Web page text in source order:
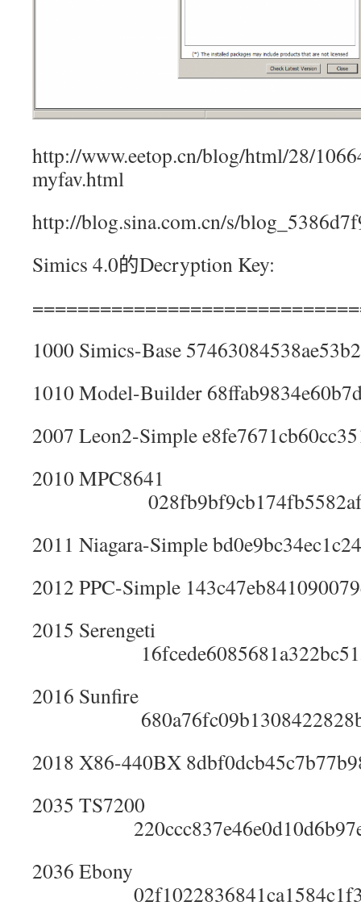
http://www.eetop.cn/blog/html/28/
myfav.html
http://blog.sina.com.cn/s/
Simics 4.0的Decryption Key:
1000 Simics-Base
1010 Model-Builder
2007 Leon2-Simple
2010 MPC8641
2011 Niagara-Simple
2012 PPC-Simple
2015 Serengeti
2016 Sunfire
2018 X86-440BX
2035 TS7200
2036 Ebony